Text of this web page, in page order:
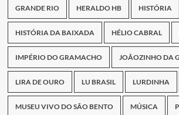
GRANDE RIO HERALDO HB HISTÓRIA
HISTÓRIA DA BAIXADA HÉLIO CABRAL
IMPÉRIO DO GRAMACHO JOÃOZINHO DA
LIRA DE OURO LU BRASIL LURDINHA
MUSEU VIVO DO SÃO BENTO MÚSICA